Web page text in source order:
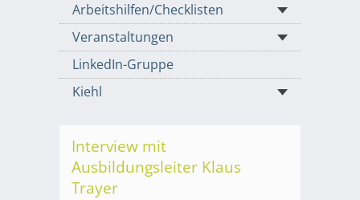
Arbeitshilfen/Checklisten
Veranstaltungen
LinkedIn-Gruppe
Kiehl
Interview mit
Ausbildungsleiter Klaus
Trayer